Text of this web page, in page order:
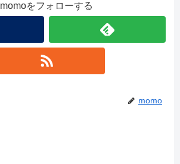
momoをフォローする
momo